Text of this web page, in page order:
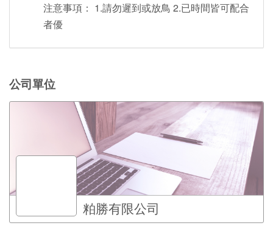
注意事項： 1.請勿遲到或放鳥 2.已時間皆可配合
者優
公司單位
粕勝有限公司